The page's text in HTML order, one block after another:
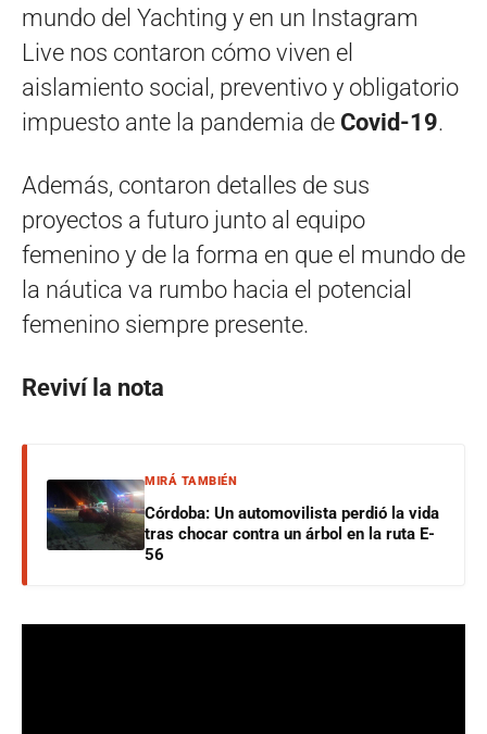
mundo del Yachting y en un Instagram
Live nos contaron cómo viven el
aislamiento social, preventivo y obligatorio
impuesto ante la pandemia de Covid-19.
Además, contaron detalles de sus
proyectos a futuro junto al equipo
femenino y de la forma en que el mundo de
la náutica va rumbo hacia el potencial
femenino siempre presente.
Reviví la nota
MIRÁ TAMBIÉN
Córdoba: Un automovilista perdió la vida
tras chocar contra un árbol en la ruta E-
56